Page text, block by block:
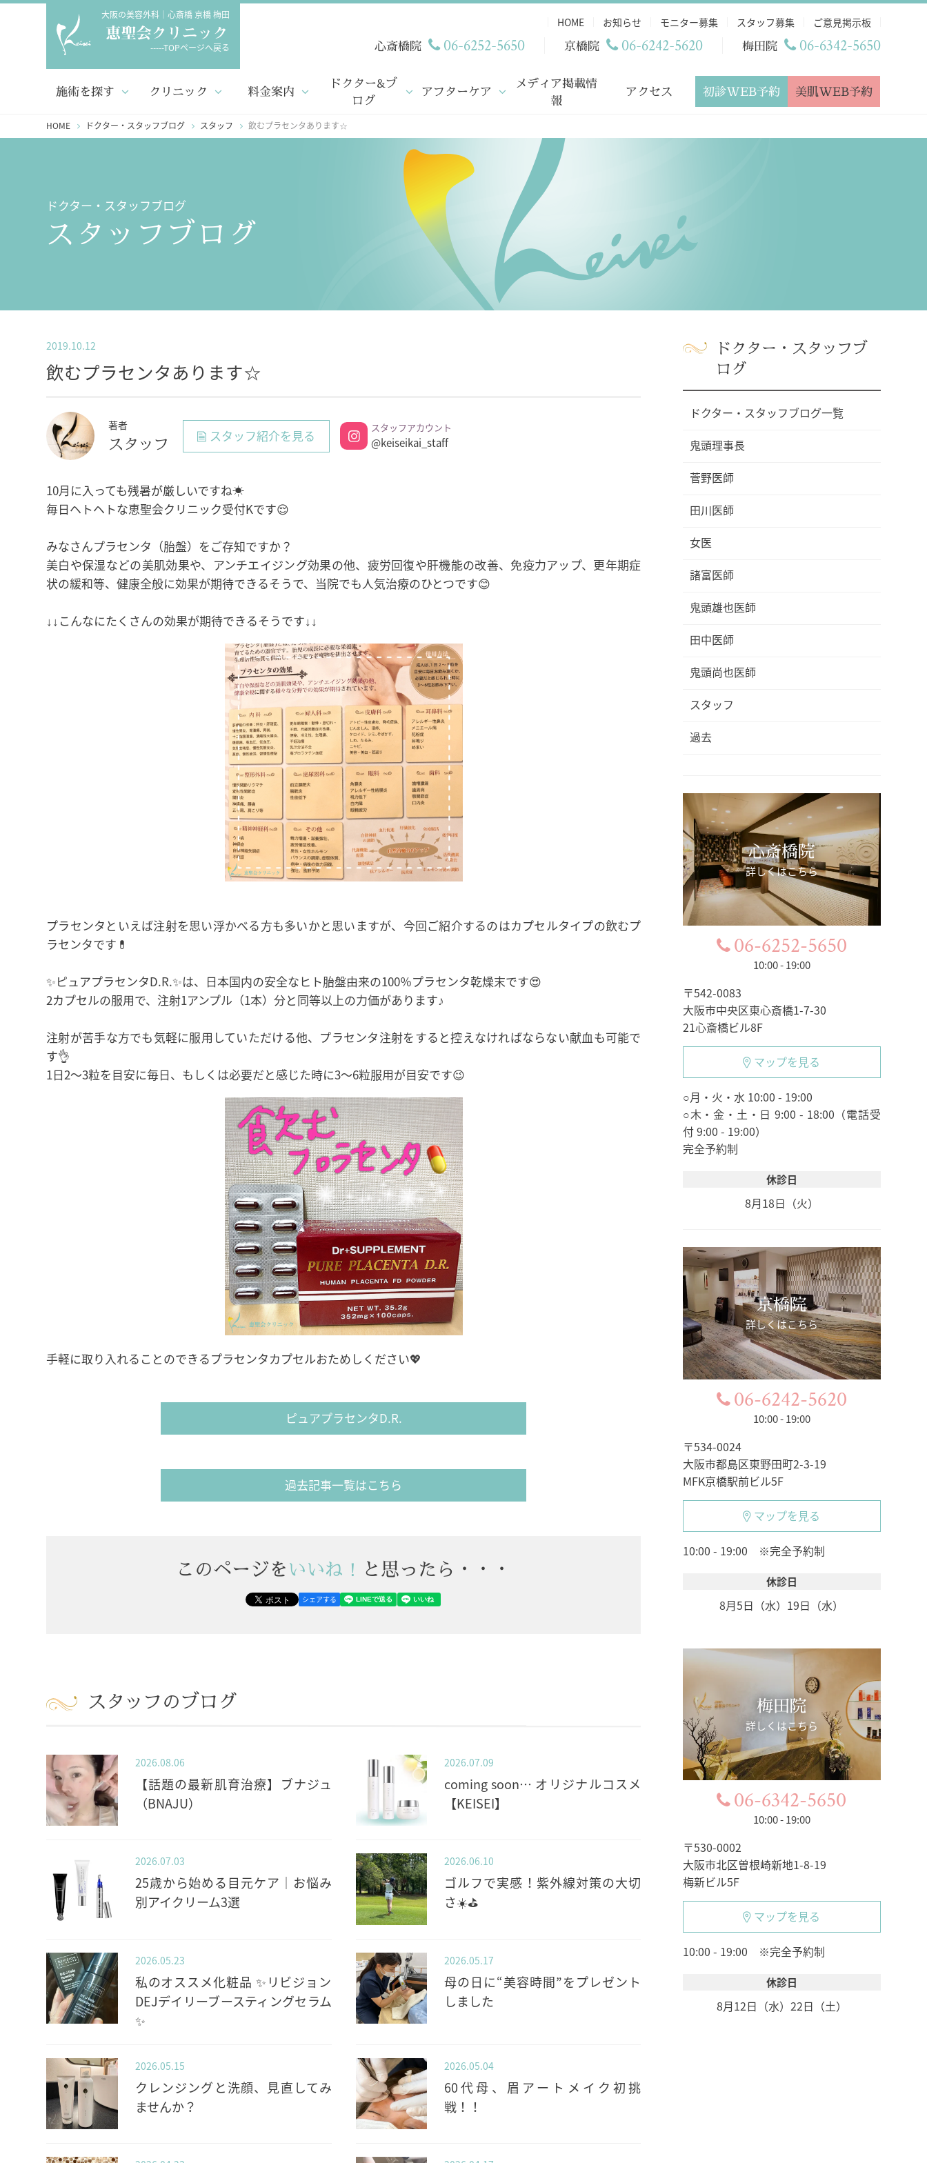
大阪の美容外科｜心斎橋 京橋 梅田
-----TOPページへ戻る
HOME お知らせ モニター募集 スタッフ募集 ご意見掲示板
梅田院 06-6342-5650
京橋院 06-6242-5620
心斎橋院 06-6252-5650
施術を探す クリニック 料金案内
ドクター&ブ
ログ
アフターケア
メディア掲載情
報
アクセス 初診WEB予約 美肌WEB予約
HOME ドクター・スタッフブログ スタッフ 飲むプラセンタあります☆
ドクター・スタッフブログ
スタッフブログ
2019.10.12
飲むプラセンタあります☆
著者
スタッフ スタッフ紹介を見る スタッフアカウント
@keiseikai_staff
10月に入っても残暑が厳しいですね☀
毎日ヘトヘトな恵聖会クリニック受付Kです😌
みなさんプラセンタ（胎盤）をご存知ですか？
美白や保湿などの美肌効果や、アンチエイジング効果の他、疲労回復や肝機能の改善、免疫力アップ、更年期症
状の緩和等、健康全般に効果が期待できるそうで、当院でも人気治療のひとつです😊
↓↓こんなにたくさんの効果が期待できるそうです↓↓
プラセンタといえば注射を思い浮かべる方も多いかと思いますが、今回ご紹介するのはカプセルタイプの飲むプ
ラセンタです💊
✨ピュアプラセンタD.R.✨は、日本国内の安全なヒト胎盤由来の100％プラセンタ乾燥末です😍
2カプセルの服用で、注射1アンプル（1本）分と同等以上の力価があります♪
注射が苦手な方でも気軽に服用していただける他、プラセンタ注射をすると控えなければならない献血も可能で
す👌
1日2〜3粒を目安に毎日、もしくは必要だと感じた時に3〜6粒服用が目安です😉
手軽に取り入れることのできるプラセンタカプセルおためしください💖
ピュアプラセンタD.R.
過去記事一覧はこちら
このページをいいね！ と思ったら・・・
シェアする
スタッフのブログ
2026.08.06
【話題の最新肌育治療】ブナジュ
（BNAJU）
2026.07.09
coming soon… オリジナルコスメ
【KEISEI】
2026.07.03
25歳から始める目元ケア｜お悩み
別アイクリーム3選
2026.06.10
ゴルフで実感！紫外線対策の大切
さ☀️⛳️
2026.05.23
私のオススメ化粧品 ✨️リビジョン
DEJデイリーブースティングセラム
✨️
2026.05.17
母の日に“美容時間”をプレゼント
しました
2026.05.15
クレンジングと洗顔、見直してみ
ませんか？
2026.05.04
60代母、眉アートメイク初挑
戦！！
ドクター・スタッフブ
ログ
ドクター・スタッフブログ一覧
鬼頭理事長
菅野医師
田川医師
女医
諸富医師
鬼頭雄也医師
田中医師
鬼頭尚也医師
スタッフ
過去
心斎橋院
詳しくはこちら
06-6252-5650
10:00 - 19:00
〒542-0083
大阪市中央区東心斎橋1-7-30
21心斎橋ビル8F
マップを見る
○月・火・水 10:00 - 19:00
○木・金・土・日 9:00 - 18:00（電話受
付 9:00 - 19:00）
完全予約制
休診日
8月18日（火）
京橋院
詳しくはこちら
06-6242-5620
10:00 - 19:00
〒534-0024
大阪市都島区東野田町2-3-19
MFK京橋駅前ビル5F
マップを見る
10:00 - 19:00 ※完全予約制
休診日
8月5日（水） 19日（水）
梅田院
詳しくはこちら
06-6342-5650
10:00 - 19:00
〒530-0002
大阪市北区曽根崎新地1-8-19
梅新ビル5F
マップを見る
10:00 - 19:00 ※完全予約制
休診日
8月12日（水） 22日（土）